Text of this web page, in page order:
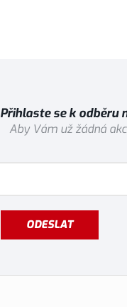
Přihlaste se k odběru
Aby Vám už žádná
ODESLAT